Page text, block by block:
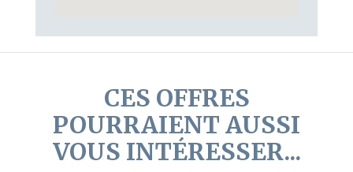
CES OFFRES
POURRAIENT AUSSI
VOUS INTÉRESSER...